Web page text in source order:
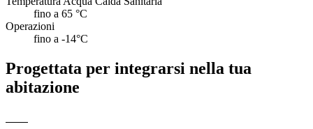
fino a 65 °C
Operazioni
fino a -14°C
Progettata per integrarsi nella tua
abitazione